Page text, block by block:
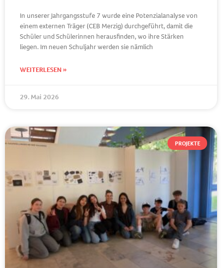
In unserer Jahrgangsstufe 7 wurde eine Potenzialanalyse von
einem externen Träger (CEB Merzig) durchgeführt, damit die
Schüler und Schülerinnen herausfinden, wo ihre Stärken
liegen. Im neuen Schuljahr werden sie nämlich
WEITERLESEN »
29. Mai 2026
PROJEKTE